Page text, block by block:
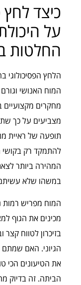
כיצד לחץ
על
החלטות
הלחץ הפסיכולוגי
המוח האנושי
מחקרים מקצועיים
מצביעים על כך
תופעה של ראיית
להתמקד רק בקושי
המהירה ביותר
במשהו שלא
המוח מפריש רמות
מכינים את הגוף
בזיכרון לטווח
הגיוני. האם שמתם
את הטיעונים הכי
הביתה. זה בדיוק